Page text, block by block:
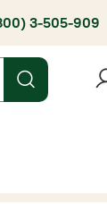
3-505-909